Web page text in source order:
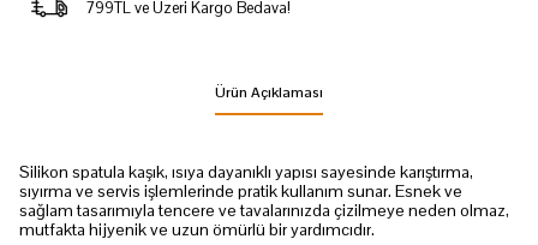
799TL ve Üzeri Kargo Bedava!
Ürün Açıklaması
Silikon spatula kaşık, ısıya dayanıklı yapısı sayesinde karıştırma,
sıyırma ve servis işlemlerinde pratik kullanım sunar. Esnek ve
sağlam tasarımıyla tencere ve tavalarınızda çizilmeye neden olmaz,
mutfakta hijyenik ve uzun ömürlü bir yardımcıdır.